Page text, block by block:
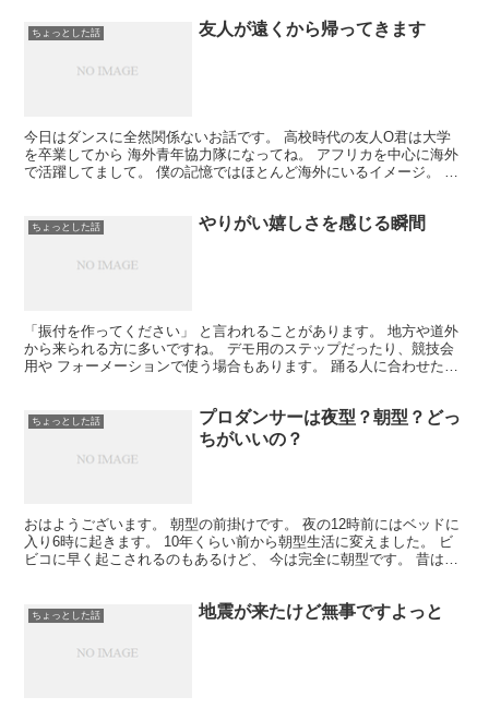
ちょっとした話 友人が遠くから帰ってきます
今日はダンスに全然関係ないお話です。 高校時代の友人O君は大学
を卒業してから 海外青年協力隊になってね。 アフリカを中心に海外
で活躍してまして。 僕の記憶ではほとんど海外にいるイメージ。 昨
ちょっとした話 やりがい嬉しさを感じる瞬間
「振付を作ってください」 と言われることがあります。 地方や道外
から来られる方に多いですね。 デモ用のステップだったり、競技会
用や フォーメーションで使う場合もあります。 踊る人に合わせたイ
ちょっとした話
プロダンサーは夜型？朝型？どっ
ちがいいの？
おはようございます。 朝型の前掛けです。 夜の12時前にはベッドに
入り6時に起きます。 10年くらい前から朝型生活に変えました。 ビ
ビコに早く起こされるのもあるけど、 今は完全に朝型です。 昔は夜
ちょっとした話 地震が来たけど無事ですよっと